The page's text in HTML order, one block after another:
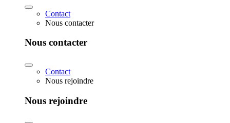
Contact
Nous contacter
Nous contacter
Contact
Nous rejoindre
Nous rejoindre